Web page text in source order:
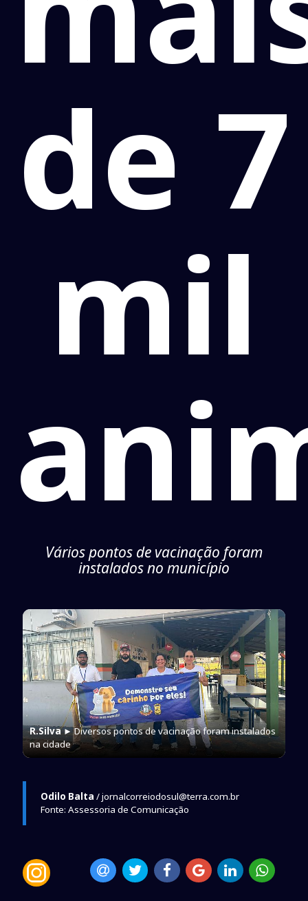
de 7
mil
Vários pontos de vacinação foram
instalados no município
R.Silva► Diversos pontos de vacinação foram instalados
na cidade
Odilo Balta / jornalcorreiodosul@terra.com.br
Fonte: Assessoria de Comunicação